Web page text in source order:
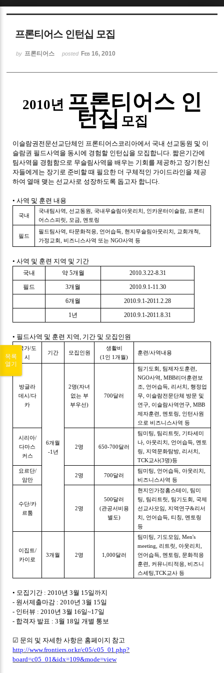
프론티어스 인턴십 모집
by 프론티어스 posted Feb 16, 2010
2010년 프론티어스 인
턴십 모집
이슬람권전문선교단체인 프론티어스코리아에서 국내 선교동원 및 이
슬람권 필드사역을 동시에 경험할 인턴십을 모집합니다. 짧은기간에
팀사역을 경험함으로 무슬림사역을 배우는 기회를 제공하고 장기헌신
자들에게는 장기로 준비할 때 필요한 더 구체적인 가이드라인을 제공
하여 열매 맺는 선교사로 성장하도록 돕고자 합니다.
• 사역 및 훈련 내용
국내
국내팀사역, 선교동원, 국내무슬림아웃리치, 인카운터이슬람, 프론티
어스스피릿, 모금, 멘토링
필드
필드팀사역, 타문화적응, 언어습득, 현지무슬림아웃리치, 교회개척,
가정교회, 비즈니스사역 또는 NGO사역 등
• 사역 및 훈련 지역 및 기간
국내 약 5개월
2010.3.22-8.31
필드
3개월
2010.9.1-11.30
6개월
2010.9.1-2011.2.28
1년
2010.9.1-2011.8.31
• 필드사역 및 훈련 지역, 기간 및 모집인원
국가/도
시
기간 모집인원
생활비
(1인 1개월)
훈련/사역내용
방글라
데시/다
카
6개월
-1년
2명(자녀
없는 부
부우선)
700달러
팀기도회, 팀제자도훈련,
NGO사역, MBB리더훈련보
조, 언어습득, 리서치, 행정업
무, 이슬람전문단체 방문 및
연구, 이슬람사역연구, MBB
제자훈련, 멘토링, 인턴사원
으로 비즈니스사역 등
시리아/
다마스
커스
2명 650-700달러
팀미팅, 팀리트릿, 기타세미
나, 아웃리치, 언어습득, 멘토
링, 지역문화탐방, 리서치,
TCK교사(3명)등
요르단/
암만
2명 700달러
팀미팅, 언어습득, 아웃리치,
비즈니스사역 등
수단/카
르툼
2명
500달러
(관공서비용
별도)
현지인가정홈스테이, 팀미
팅, 팀리트릿, 팀기도회, 국제
선교사모임, 지역연구&리서
치, 언어습득, 티칭, 멘토링
등
이집트/
카이로
3개월 2명 1,000달러
팀미팅, 기도모임, Men's
meeting, 리트릿, 아웃리치,
언어습득, 멘토링, 문화적응
훈련, 커뮤니티적응, 비즈니
스세팅,TCK교사 등
• 모집기간 : 2010년 3월 15일까지
- 원서제출마감 : 2010년 3월 15일
- 인터뷰 : 2010년 3월 16일~17일
- 합격자 발표 : 3월 18일 개별 통보
☑ 문의 및 자세한 사항은 홈페이지 참고
http://www.frontiers.or.kr/c05/c05_01.php?
board=c05_01&idx=109&mode=view
목록
열기
Sketchbook5, 스케치북5
Sketchbook5, 스케치북5